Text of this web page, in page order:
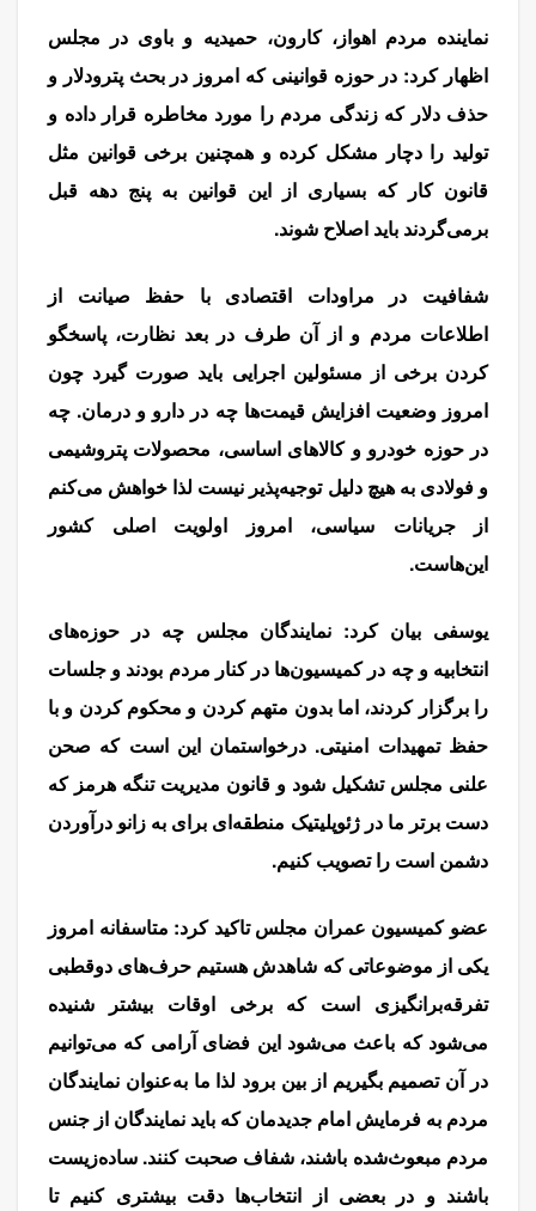
نماینده مردم اهواز، کارون، حمیدیه و باوی در مجلس
اظهار کرد: در حوزه قوانینی که امروز در بحث پترودلار و
حذف دلار که زندگی مردم را مورد مخاطره قرار داده و
تولید را دچار مشکل کرده و همچنین برخی قوانین مثل
قانون کار که بسیاری از این قوانین به پنج دهه قبل
برمی‌گردند باید اصلاح شوند.
شفافیت در مراودات اقتصادی با حفظ صیانت از
اطلاعات مردم و از آن طرف در بعد نظارت، پاسخگو
کردن برخی از مسئولین اجرایی باید صورت گیرد چون
امروز وضعیت افزایش قیمت‌ها چه در دارو و درمان. چه
در حوزه خودرو و کالاهای اساسی، محصولات پتروشیمی
و فولادی به هیچ دلیل توجیه‌پذیر نیست لذا خواهش می‌کنم
از جریانات سیاسی، امروز اولویت اصلی کشور
این‌هاست.
یوسفی بیان کرد: نمایندگان مجلس چه در حوزه‌های
انتخابیه و چه در کمیسیون‌ها در کنار مردم بودند و جلسات
را برگزار کردند، اما بدون متهم کردن و محکوم کردن و با
حفظ تمهیدات امنیتی. درخواستمان این است که صحن
علنی مجلس تشکیل شود و قانون مدیریت تنگه هرمز که
دست برتر ما در ژئوپلیتیک منطقه‌ای برای به زانو درآوردن
دشمن است را تصویب کنیم.
عضو کمیسیون عمران مجلس تاکید کرد: متاسفانه امروز
یکی از موضوعاتی که شاهدش هستیم حرف‌های دوقطبی
تفرقه‌برانگیزی است که برخی اوقات بیشتر شنیده
می‌شود که باعث می‌شود این فضای آرامی که می‌توانیم
در آن تصمیم بگیریم از بین برود لذا ما به‌عنوان نمایندگان
مردم به فرمایش امام جدیدمان که باید نمایندگان از جنس
مردم مبعوث‌شده باشند، شفاف صحبت کنند. ساده‌زیست
باشند و در بعضی از انتخاب‌ها دقت بیشتری کنیم تا